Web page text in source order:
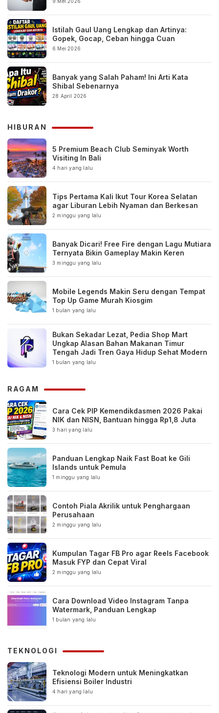
Istilah Gaul Uang Lengkap dan Artinya:
Gopek, Gocap, Ceban hingga Cuan
6 Mei 2026
Banyak yang Salah Paham! Ini Arti Kata
Shibal Sebenarnya
28 April 2026
HIBURAN
5 Premium Beach Club Seminyak Worth
Visiting In Bali
4 hari yang lalu
Tips Pertama Kali Ikut Tour Korea Selatan
agar Liburan Lebih Nyaman dan Berkesan
2 minggu yang lalu
Banyak Dicari! Free Fire dengan Lagu Mutiara
Ternyata Bikin Gameplay Makin Keren
3 minggu yang lalu
Mobile Legends Makin Seru dengan Tempat
Top Up Game Murah Kiosgim
1 bulan yang lalu
Bukan Sekadar Lezat, Pedia Shop Mart
Ungkap Alasan Bahan Makanan Timur
Tengah Jadi Tren Gaya Hidup Sehat Modern
1 bulan yang lalu
RAGAM
Cara Cek PIP Kemendikdasmen 2026 Pakai
NIK dan NISN, Bantuan hingga Rp1,8 Juta
3 hari yang lalu
Panduan Lengkap Naik Fast Boat ke Gili
Islands untuk Pemula
1 minggu yang lalu
Contoh Piala Akrilik untuk Penghargaan
Perusahaan
2 minggu yang lalu
Kumpulan Tagar FB Pro agar Reels Facebook
Masuk FYP dan Cepat Viral
2 minggu yang lalu
Cara Download Video Instagram Tanpa
Watermark, Panduan Lengkap
1 bulan yang lalu
TEKNOLOGI
Teknologi Modern untuk Meningkatkan
Efisiensi Boiler Industri
4 hari yang lalu